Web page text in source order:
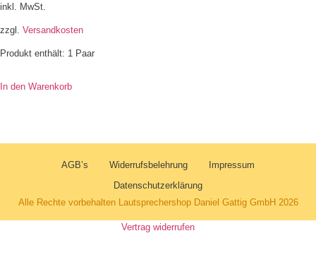
inkl. MwSt.
zzgl. Versandkosten
Produkt enthält: 1 Paar
In den Warenkorb
AGB’s Widerrufsbelehrung
Impressum
Datenschutzerklärung
Alle Rechte vorbehalten Lautsprechershop Daniel Gattig GmbH 2026
Vertrag widerrufen